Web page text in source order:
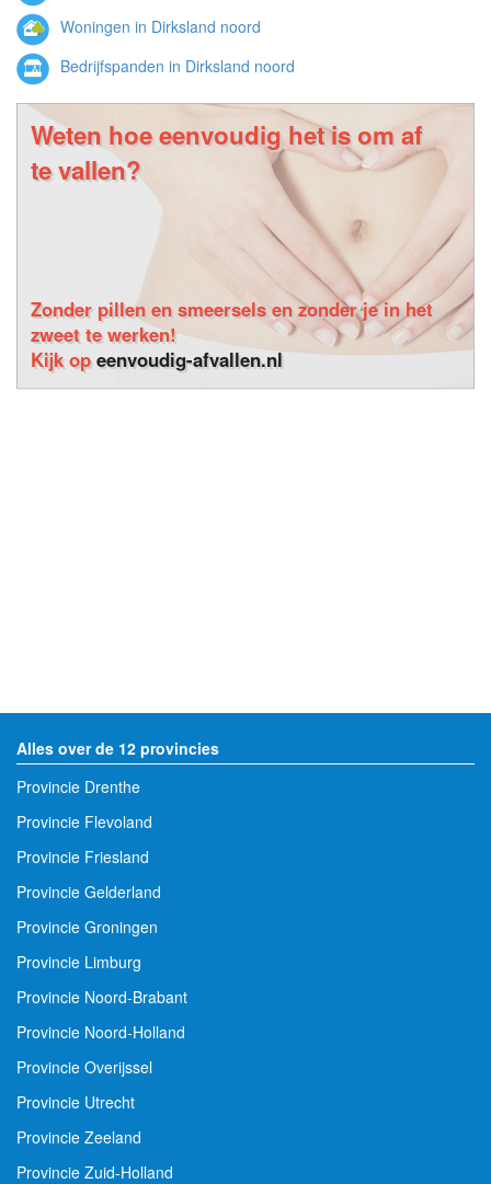
Woningen in Dirksland noord
Bedrijfspanden in Dirksland noord
Weten hoe eenvoudig het is om af
te vallen?
Zonder pillen en smeersels en zonder je in het
zweet te werken!
Kijk opeenvoudig-afvallen.nl
Alles over de 12 provincies
Provincie Drenthe
Provincie Flevoland
Provincie Friesland
Provincie Gelderland
Provincie Groningen
Provincie Limburg
Provincie Noord-Brabant
Provincie Noord-Holland
Provincie Overijssel
Provincie Utrecht
Provincie Zeeland
Provincie Zuid-Holland